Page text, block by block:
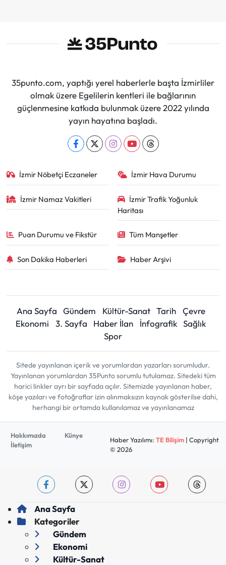
35punto.com, yaptığı yerel haberlerle başta İzmirliler
olmak üzere Egelilerin kentleri ile bağlarının
güçlenmesine katkıda bulunmak üzere 2022 yılında
yayın hayatına başladı.
İzmir Nöbetçi Eczaneler İzmir Hava Durumu
İzmir Namaz Vakitleri
İzmir Trafik Yoğunluk
Haritası
Puan Durumu ve Fikstür Tüm Manşetler
Son Dakika Haberleri Haber Arşivi
Ana Sayfa Gündem Kültür-Sanat Tarih
Çevre
Ekonomi
3. Sayfa Haber İlan İnfografik Sağlık
Spor
Sitede yayınlanan içerik ve yorumlardan yazarları sorumludur.
Yayınlanan yorumlardan 35Punto sorumlu tutulamaz. Sitedeki tüm
harici linkler ayrı bir sayfada açılır. Sitemizde yayınlanan haber,
köşe yazıları ve fotoğraflar izin alınmaksızın kaynak gösterilse dahi,
herhangi bir ortamda kullanılamaz ve yayınlanamaz
Hakkımızda
Künye
İletişim
Haber Yazılımı: TE Bilişim| Copyright
© 2026
Ana Sayfa
Kategoriler
Gündem
Ekonomi
Kültür-Sanat